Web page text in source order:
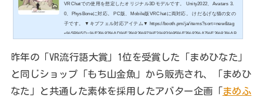
VRChatでの使用を想定したオリジナル3Dモデルです。 Unity2022、Avatars 3.
0、PhysBoneに対応。 PC版、Mobile版VRChatに両対応。 けだるげな猫の女の
子です。 ▼キプフェル対応アイテム▼ https://booth.pm/ja/items?sort=new&tag
s%5B%5D=%E3%82%AD%E3%83%97%E3%83%95%E3%82%A7%E3%83%AB
昨年の「VR流行語大賞」1位を受賞した「まめひなた」
と同じショップ「もち山金魚」から販売され、「まめひ
なた」と共通した素体を採用したアバター企画「まめふ